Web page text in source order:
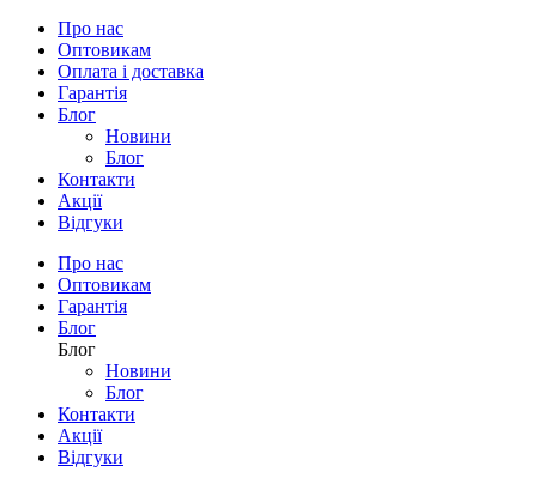
Про нас
Оптовикам
Оплата і доставка
Гарантія
Блог
Новини
Блог
Контакти
Акції
Відгуки
Про нас
Оптовикам
Гарантія
Блог
Блог
Новини
Блог
Контакти
Акції
Відгуки